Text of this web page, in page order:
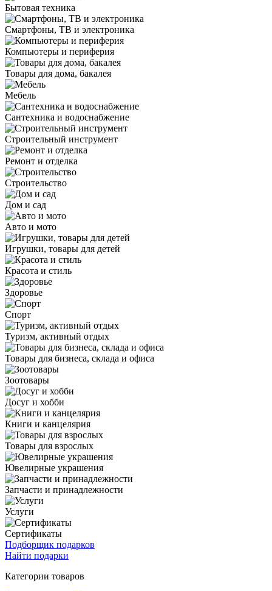
Бытовая техника
Смартфоны, ТВ и электроника
Компьютеры и периферия
Товары для дома, бакалея
Мебель
Сантехника и водоснабжение
Строительный инструмент
Ремонт и отделка
Строительство
Дом и сад
Авто и мото
Игрушки, товары для детей
Красота и стиль
Здоровье
Спорт
Туризм, активный отдых
Товары для бизнеса, склада и офиса
Зоотовары
Досуг и хобби
Книги и канцелярия
Товары для взрослых
Ювелирные украшения
Запчасти и принадлежности
Услуги
Сертификаты
Подборщик подарков
Найти подарки
Категории товаров